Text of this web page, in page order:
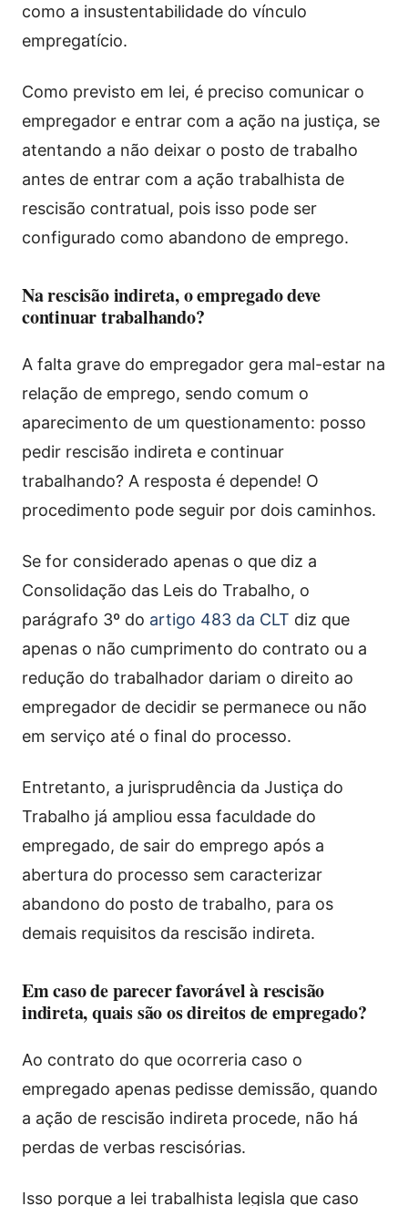
como a insustentabilidade do vínculo
empregatício.
Como previsto em lei, é preciso comunicar o
empregador e entrar com a ação na justiça, se
atentando a não deixar o posto de trabalho
antes de entrar com a ação trabalhista de
rescisão contratual, pois isso pode ser
configurado como abandono de emprego.
Na rescisão indireta, o empregado deve
continuar trabalhando?
A falta grave do empregador gera mal-estar na
relação de emprego, sendo comum o
aparecimento de um questionamento: posso
pedir rescisão indireta e continuar
trabalhando? A resposta é depende! O
procedimento pode seguir por dois caminhos.
Se for considerado apenas o que diz a
Consolidação das Leis do Trabalho, o
parágrafo 3º do artigo 483 da CLT diz que
apenas o não cumprimento do contrato ou a
redução do trabalhador dariam o direito ao
empregador de decidir se permanece ou não
em serviço até o final do processo.
Entretanto, a jurisprudência da Justiça do
Trabalho já ampliou essa faculdade do
empregado, de sair do emprego após a
abertura do processo sem caracterizar
abandono do posto de trabalho, para os
demais requisitos da rescisão indireta.
Em caso de parecer favorável à rescisão
indireta, quais são os direitos de empregado?
Ao contrato do que ocorreria caso o
empregado apenas pedisse demissão, quando
a ação de rescisão indireta procede, não há
perdas de verbas rescisórias.
Isso porque a lei trabalhista legisla que caso